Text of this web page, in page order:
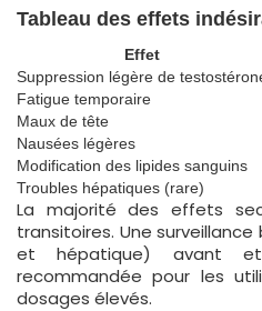
Tableau des effets
Effet
Suppression légère de
Fatigue temporaire
Maux de tête
Nausées légères
Modification des lipides sanguins
Troubles hépatiques (rare)
La majorité des effets
transitoires. Une
et hépatique) avant
recommandée pour les
dosages élevés.